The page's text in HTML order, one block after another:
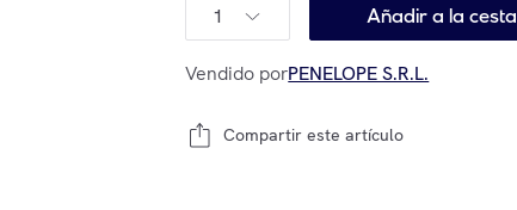
1 Añadir a la cesta
Vendido porPENELOPE S.R.L.
Compartir este artículo